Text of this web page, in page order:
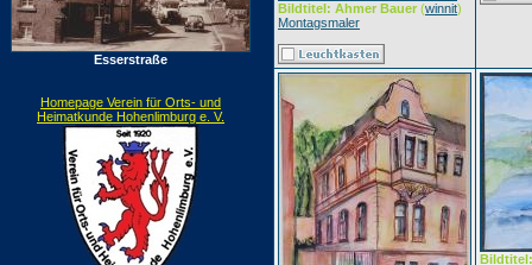
Esserstraße
Homepage Verein für Orts- und
Heimatkunde Hohenlimburg e. V.
Bildtitel: Ahmer Bauer (winnit)
Montagsmaler